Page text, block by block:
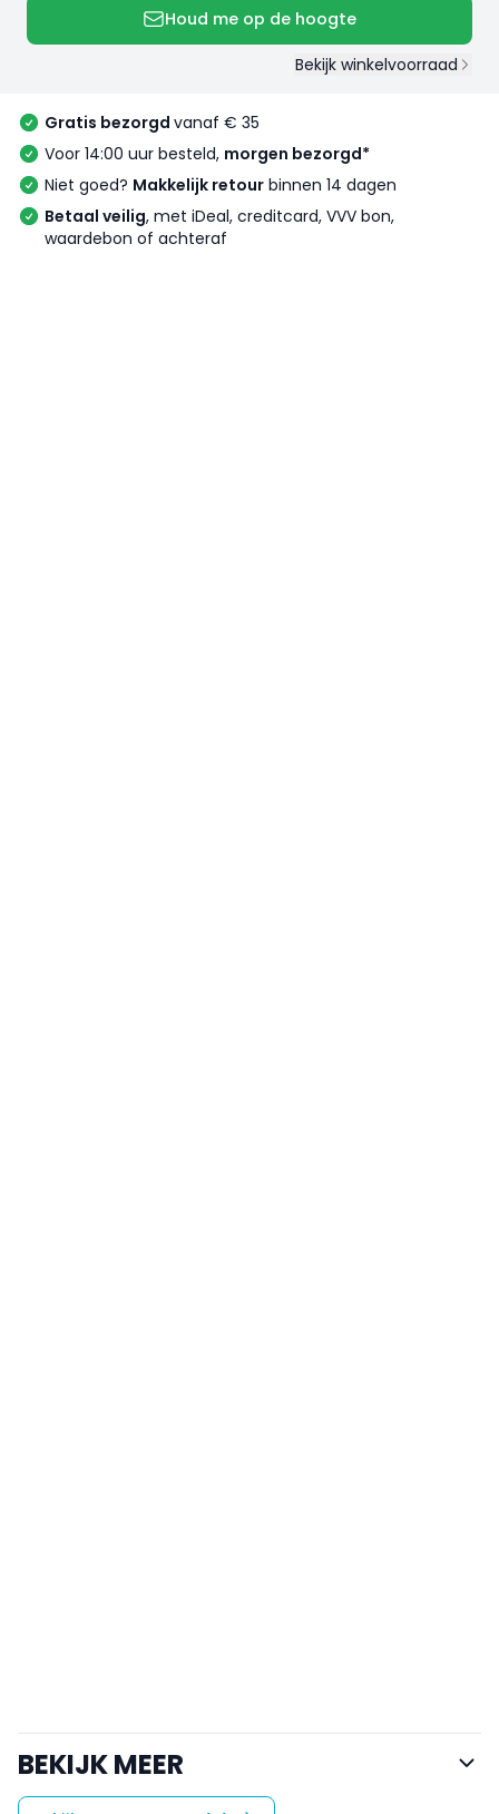
Houd me op de hoogte
Bekijk winkelvoorraad
Gratis bezorgd vanaf € 35
Voor 14:00 uur besteld, morgen bezorgd*
Niet goed? Makkelijk retour binnen 14 dagen
Betaal veilig, met iDeal, creditcard, VVV bon,
waardebon of achteraf
BEKIJK MEER